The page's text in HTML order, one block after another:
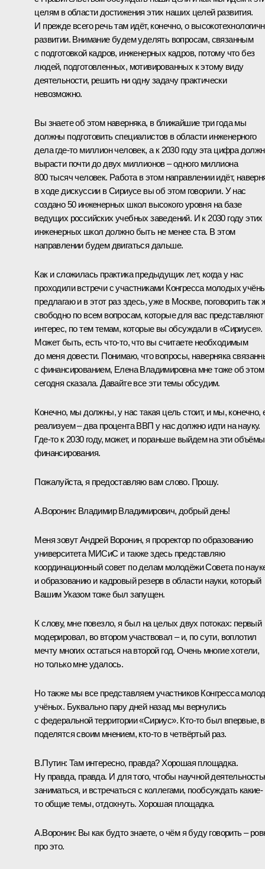
целям в области достижения этих наших целей развития.
И прежде всего речь там идёт, конечно, о
развитии. Внимание будем уделять вопросам, связанным
с подготовкой кадров, инженерных кадров, потому что без
людей, подготовленных, мотивированных к этому виду
деятельности, решить ни одну задачу практически
невозможно.
Вы знаете об этом наверняка, в ближайшие три года мы
должны подготовить специалистов в области инженерного
дела где-то миллион человек, а к 2030 году эта цифра
вырасти почти до двух миллионов – одного миллиона
800 тысяч человек. Работа в этом направлении идёт,
в ходе дискуссии в Сириусе вы об этом говорили. У нас
создано 50 инженерных школ высокого уровня на базе
ведущих российских учебных заведений. И к 2030 году этих
инженерных школ должно быть не менее ста. В этом
направлении будем двигаться дальше.
Как и сложилась практика предыдущих лет, когда у нас
проходили встречи с участниками Конгресса молодых
предлагаю и в этот раз здесь, уже в Москве, поговорить так
свободно по всем вопросам, которые для вас представляют
интерес, по тем темам, которые вы обсуждали в «Сириусе».
Может быть, есть что-то, что вы считаете необходимым
до меня довести. Понимаю, что вопросы, наверняка
с финансированием, Елена Владимировна мне тоже об этом
сегодня сказала. Давайте все эти темы обсудим.
Конечно, мы должны, у нас такая цель стоит, и мы, конечно,
реализуем – два процента ВВП у нас должно идти на науку.
Где-то к 2030 году, может, и пораньше выйдем на эти объёмы
финансирования.
Пожалуйста, я предоставляю вам слово. Прошу.
А.Воронин: Владимир Владимирович, добрый день!
Меня зовут Андрей Воронин, я проректор по образованию
университета МИСиС и также здесь представляю
координационный совет по делам молодёжи Совета по
и образованию и кадровый резерв в области науки, который
Вашим Указом тоже был запущен.
К слову, мне повезло, я был на целых двух потоках: первый
модерировал, во втором участвовал – и, по сути, воплотил
мечту многих остаться на второй год. Очень многие хотели,
но только мне удалось.
Но также мы все представляем участников Конгресса
учёных. Буквально пару дней назад мы вернулись
с федеральной территории «Сириус». Кто-то был впервые,
поделятся своим мнением, кто-то в четвёртый раз.
В.Путин: Там интересно, правда? Хорошая площадка.
Ну правда, правда. И для того, чтобы научной
заниматься, и встречаться с коллегами, пообсуждать какие-
то общие темы, отдохнуть. Хорошая площадка.
А.Воронин: Вы как будто знаете, о чём я буду говорить –
про это.